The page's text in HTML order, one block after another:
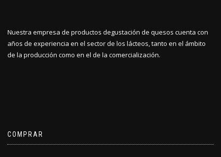
Nuestra empresa de productos degustación de quesos cuenta con
años de experiencia en el sector de los lácteos, tanto en el ámbito
de la producción como en el de la comercialización.
COMPRAR